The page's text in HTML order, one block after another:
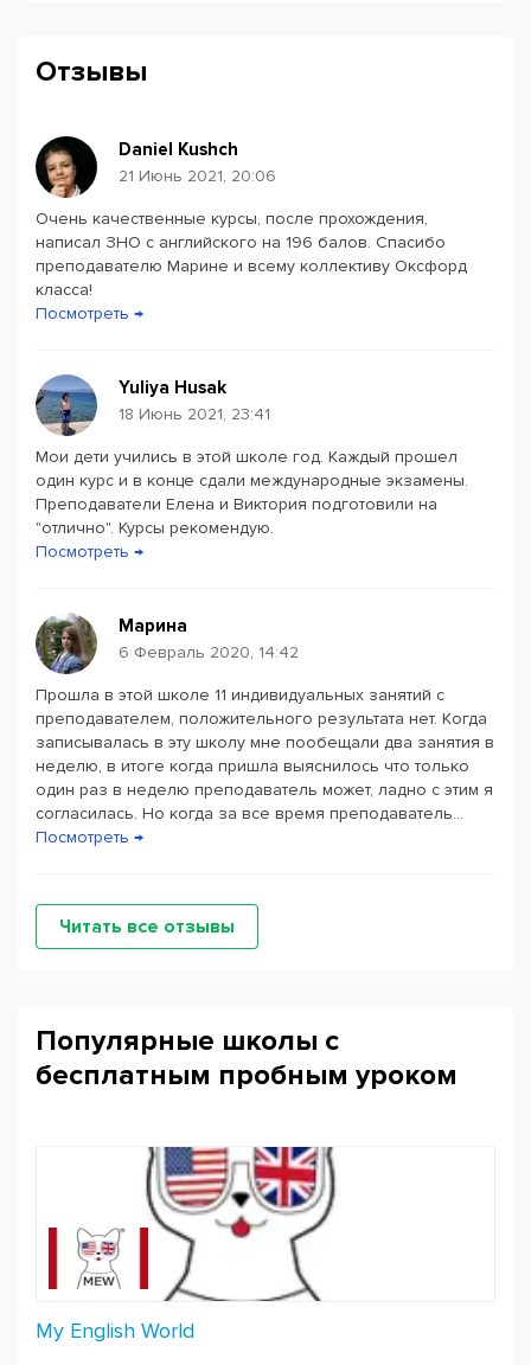
B1 Preliminary (PET/PET for Schools);
C1 Advanced (CAE);
C2 Proficiency (CPE);
B2 Business Vantage (BEC);
C1 Business Higher (BEC);
Teaching Knowledge Test (TKT),
Powered byLeaflet— © Google 2026
Отзывы
Daniel Kushch
21 Июнь 2021, 20:06
Очень качественные курсы, после прохождения,
написал ЗНО с английского на 196 балов. Спасибо
преподавателю Марине и всему коллективу Оксфорд
класса!
Посмотреть →
Yuliya Husak
18 Июнь 2021, 23:41
Мои дети учились в этой школе год. Каждый прошел
один курс и в конце сдали международные экзамены.
Преподаватели Елена и Виктория подготовили на
"отлично". Курсы рекомендую.
Посмотреть →
Марина
6 Февраль 2020, 14:42
Прошла в этой школе 11 индивидуальных занятий с
преподавателем, положительного результата нет. Когда
записывалась в эту школу мне пообещали два занятия в
неделю, в итоге когда пришла выяснилось что только
один раз в неделю преподаватель может, ладно с этим я
согласилась. Но когда за все время преподаватель...
Посмотреть →
Читать все отзывы
Популярные школы с
бесплатным пробным уроком
My English World